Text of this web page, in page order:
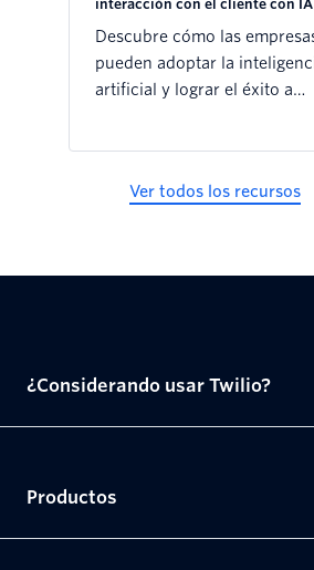
interacción con el cliente con IA
Descubre cómo las
pueden adoptar la
artificial y lograr el éxito a
Ver todos los recursos
¿Considerando usar Twilio?
Productos